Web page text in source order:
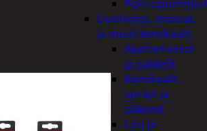
Polttoaineletkut
Liuottimet, massat,
ja muut kemikaalit
Alustamassat
ja pakkelit
Kemikaalit,
sprayt ja
silikonit
Lasi ja